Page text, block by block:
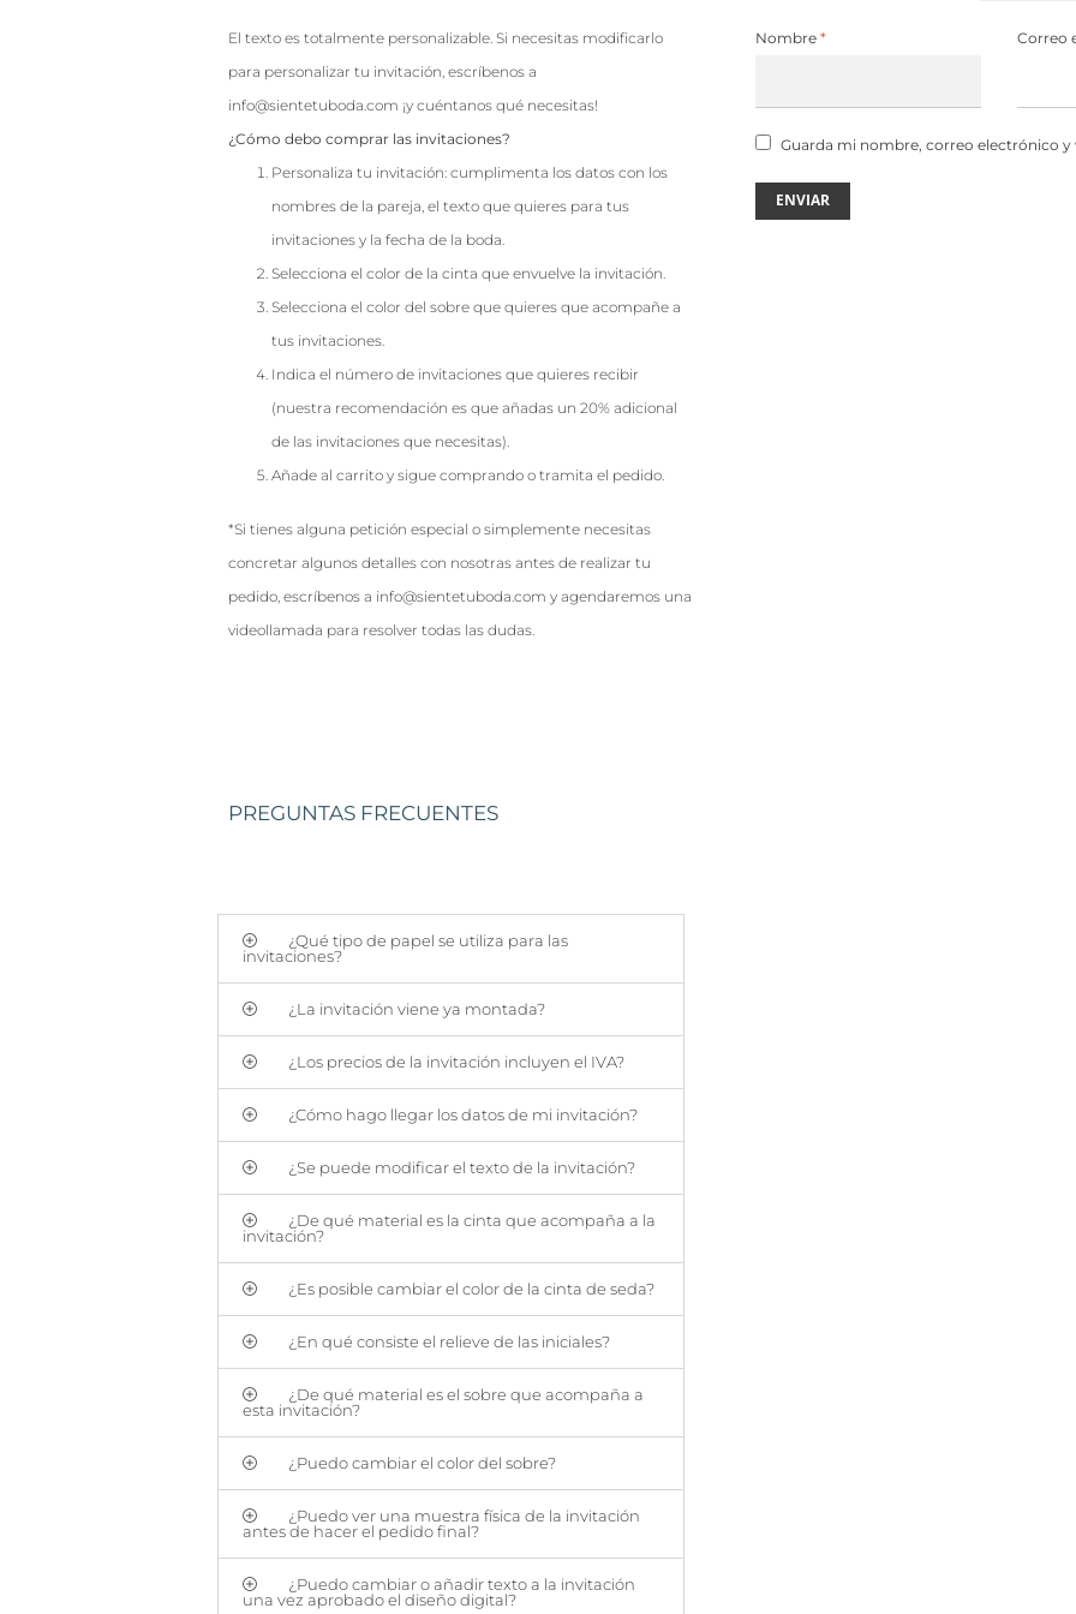
El texto es totalmente personalizable. Si necesitas modificarlo
para personalizar tu invitación, escríbenos a
info@sientetuboda.com ¡y cuéntanos qué necesitas!
¿Cómo debo comprar las invitaciones?
Personaliza tu invitación: cumplimenta los datos con los
nombres de la pareja, el texto que quieres para tus
invitaciones y la fecha de la boda.
Selecciona el color de la cinta que envuelve la invitación.
Selecciona el color del sobre que quieres que acompañe a
tus invitaciones.
Indica el número de invitaciones que quieres recibir
(nuestra recomendación es que añadas un 20% adicional
de las invitaciones que necesitas).
Añade al carrito y sigue comprando o tramita el pedido.
*Si tienes alguna petición especial o simplemente necesitas
concretar algunos detalles con nosotras antes de realizar tu
pedido, escríbenos a info@sientetuboda.com y agendaremos una
videollamada para resolver todas las dudas.
PREGUNTAS FRECUENTES
¿Qué tipo de papel se utiliza para las
invitaciones?
¿La invitación viene ya montada?
¿Los precios de la invitación incluyen el IVA?
¿Cómo hago llegar los datos de mi invitación?
¿Se puede modificar el texto de la invitación?
¿De qué material es la cinta que acompaña a la
invitación?
¿Es posible cambiar el color de la cinta de seda?
¿En qué consiste el relieve de las iniciales?
¿De qué material es el sobre que acompaña a
esta invitación?
¿Puedo cambiar el color del sobre?
¿Puedo ver una muestra física de la invitación
antes de hacer el pedido final?
¿Puedo cambiar o añadir texto a la invitación
una vez aprobado el diseño digital?
Nombre* Correo
Guarda mi nombre, correo electrónico